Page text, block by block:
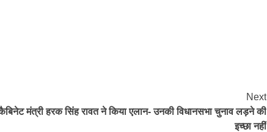
Next
मंत्री हरक सिंह रावत ने किया एलान- उनकी विधानसभा चुनाव लड़ने की
इच्छा नहीं